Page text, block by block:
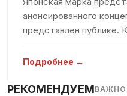
анонсированного
представлен публике.
американский рынок,
2013
Подробнее →
РЕКОМЕНДУЕМ